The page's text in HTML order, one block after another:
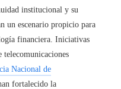
institucional y su
un escenario propicio para
financiera. Iniciativas
telecomunicaciones
Nacional de
fortalecido la